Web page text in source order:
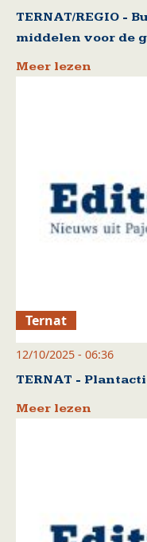
TERNAT/REGIO -
middelen voor de
Meer lezen
Ternat
12/10/2025 - 06:36
TERNAT -
Meer lezen